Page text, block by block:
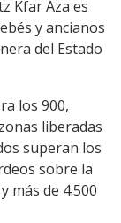
Kfar Aza es
y ancianos
del Estado
los 900,
liberadas
superan los
sobre la
más de 4.500